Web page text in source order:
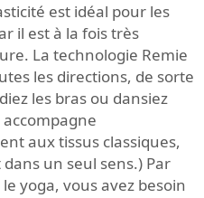
est idéal pour les
il est à la fois très
La technologie Remie
les directions, de sorte
les bras ou dansiez
aux tissus classiques,
un seul sens.) Par
yoga, vous avez besoin